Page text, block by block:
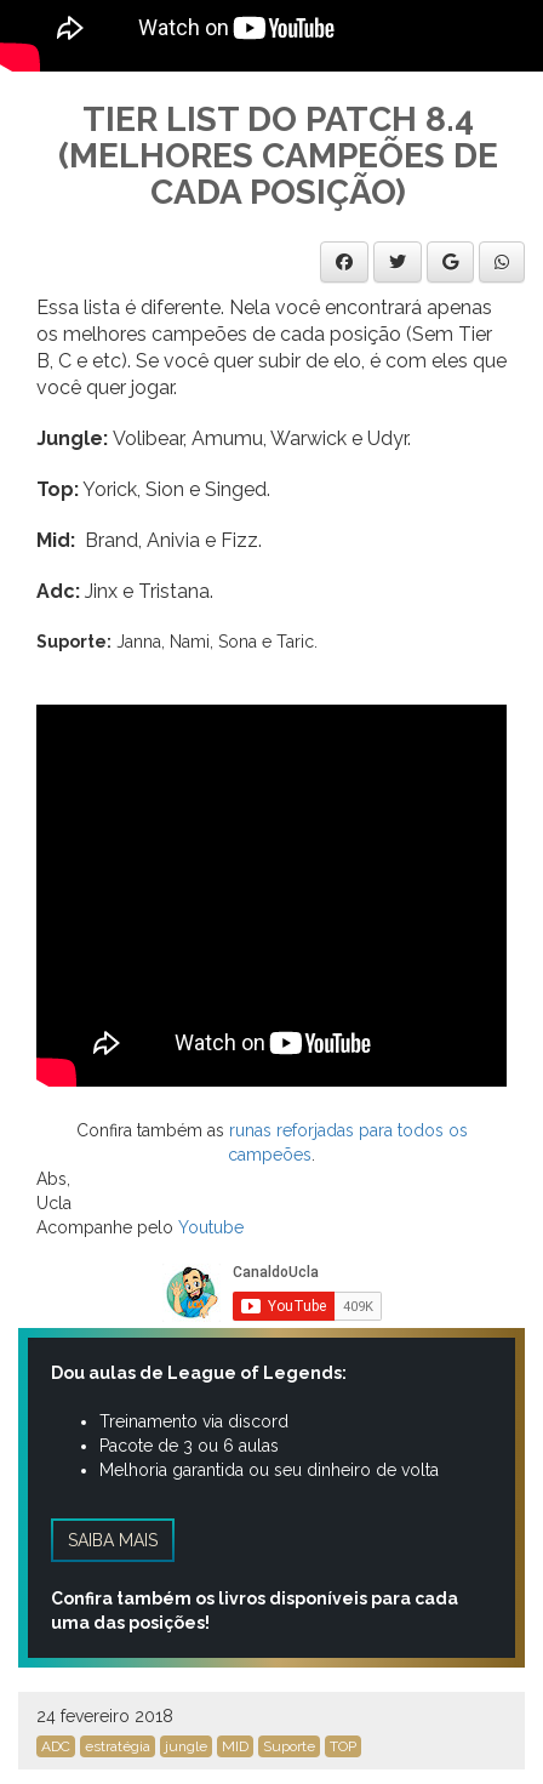
TIER LIST DO PATCH 8.4
(MELHORES CAMPEÕES DE
CADA POSIÇÃO)
Essa lista é diferente. Nela você encontrará apenas
os melhores campeões de cada posição (Sem Tier
B, C e etc). Se você quer subir de elo, é com eles que
você quer jogar.
Jungle: Volibear, Amumu, Warwick e Udyr.
Top:Yorick, Sion e Singed.
Mid: Brand, Anivia e Fizz.
Adc: Jinx e Tristana.
Suporte: Janna, Nami, Sona e Taric.
Confira também as runas reforjadas para todos os
campeões
Abs,
Ucla
Acompanhe pelo Youtube
Dou aulas de League of Legends:
Treinamento via discord
Pacote de 3 ou 6 aulas
Melhoria garantida ou seu dinheiro de volta
SAIBA MAIS
Confira também os livros disponíveis para cada
uma das posições!
24 fevereiro 2018
ADC estratégia jungle MID Suporte TOP